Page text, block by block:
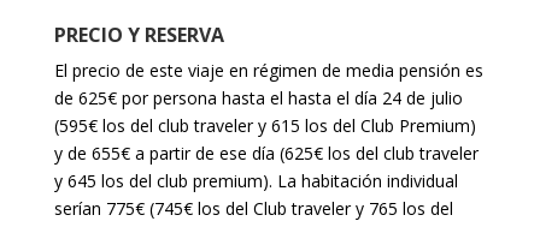
PRECIO Y RESERVA
El precio de este viaje en régimen de media pensión es
de 625€ por persona hasta el hasta el día 24 de julio
(595€ los del club traveler y 615 los del Club Premium)
y de 655€ a partir de ese día (625€ los del club traveler
y 645 los del club premium). La habitación individual
serían 775€ (745€ los del Club traveler y 765 los del